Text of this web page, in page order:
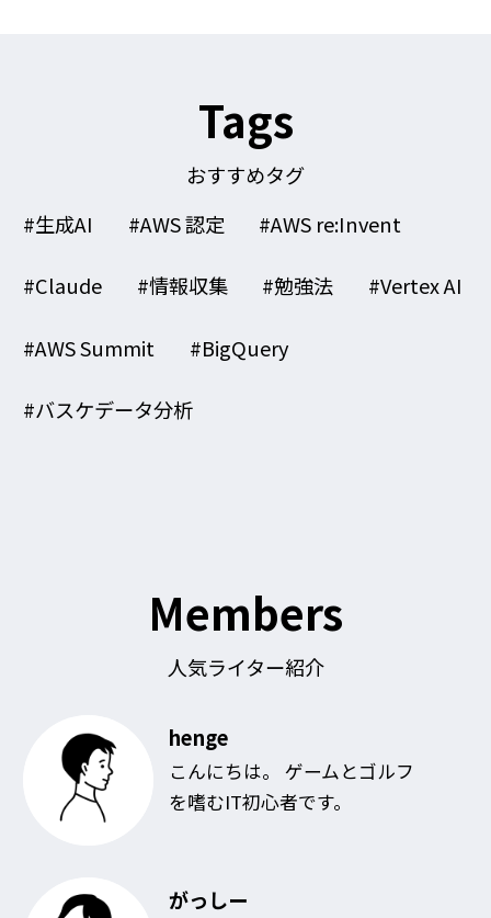
Tags
おすすめタグ
#生成AI
#AWS 認定 #AWS re:Invent
#Claude #情報収集 #勉強法 #Vertex AI
#AWS Summit #BigQuery
#バスケデータ分析
Members
人気ライター紹介
henge
こんにちは。 ゲームとゴルフ
を嗜むIT初心者です。
がっしー